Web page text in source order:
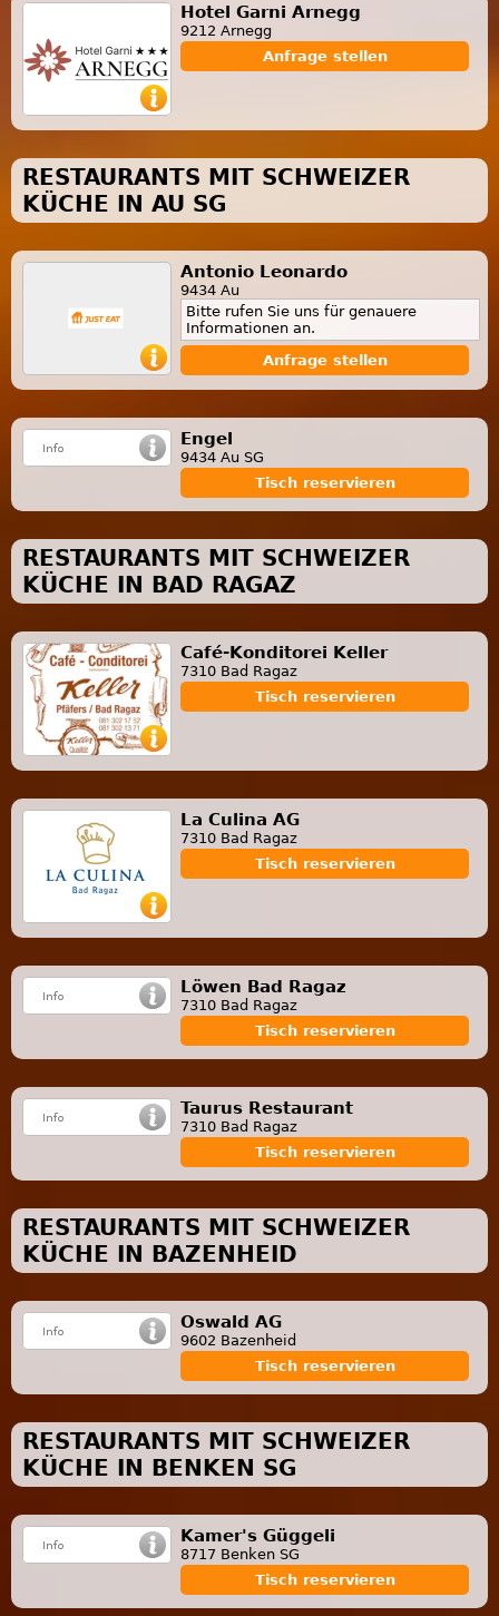
Hotel Garni Arnegg
9212 Arnegg
Anfrage stellen
RESTAURANTS MIT SCHWEIZER
KÜCHE IN AU SG
Antonio Leonardo
9434 Au
Bitte rufen Sie uns für genauere
Informationen an.
Anfrage stellen
Engel
9434 Au SG
Tisch reservieren
RESTAURANTS MIT SCHWEIZER
KÜCHE IN BAD RAGAZ
Café-Konditorei Keller
7310 Bad Ragaz
Tisch reservieren
La Culina AG
7310 Bad Ragaz
Tisch reservieren
Löwen Bad Ragaz
7310 Bad Ragaz
Tisch reservieren
Taurus Restaurant
7310 Bad Ragaz
Tisch reservieren
RESTAURANTS MIT SCHWEIZER
KÜCHE IN BAZENHEID
Oswald AG
9602 Bazenheid
Tisch reservieren
RESTAURANTS MIT SCHWEIZER
KÜCHE IN BENKEN SG
Kamer's Güggeli
8717 Benken SG
Tisch reservieren